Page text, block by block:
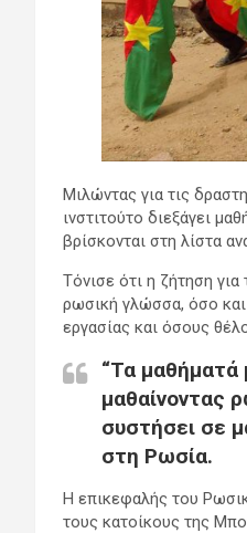
Μιλώντας για τις
ινστιτούτο διεξάγει
βρίσκονται στη λίστα
Τόνισε ότι η ζήτηση
ρωσική γλώσσα, όσο και
εργασίας και όσους
“Τα μαθήματά
μαθαίνοντας
συστήσει σε
στη Ρωσία.
Η επικεφαλής του
τους κατοίκους της